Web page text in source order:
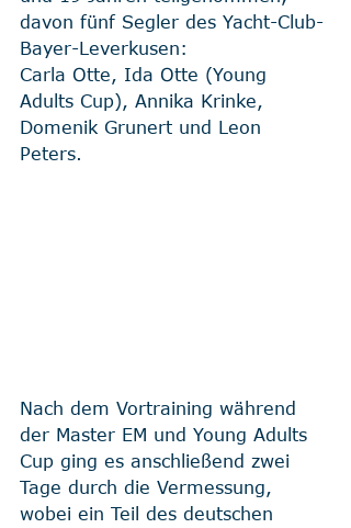
davon fünf Segler des Yacht-Club-
Bayer-Leverkusen:
Carla Otte, Ida Otte (Young
Adults Cup), Annika Krinke,
Domenik Grunert und Leon
Peters.
Nach dem Vortraining während
der Master EM und Young Adults
Cup ging es anschließend zwei
Tage durch die Vermessung,
wobei ein Teil des deutschen